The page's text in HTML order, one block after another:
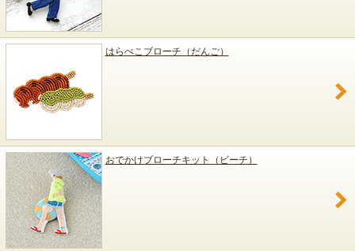
はらぺこブローチ（だんご）
おでかけブローチキット（ビーチ）